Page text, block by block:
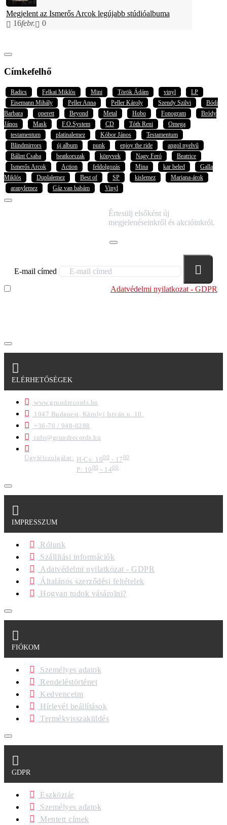
Megjelent az Ismerős Arcok legújabb stúdióalbuma
16febr. 0
Címkefelhő
Radics Felkai Miklós Mini Török Ádám vinyl
LP
Eisemann Mihály
Peller Anna Peller Károly Szendy Szilvi
Bódi
Barbara
operett Beyond Metal Hobo Fonogram
Bródy
János
Mask F.O.System CD Tóth Reni
Omega
testamentum
platinalemez Kóbor János
Testamentum
Blindmirrors
új album punk enjoy the ride
angol nyelvű
Bálint Csaba
beatkorszak könyvek Nagy Feró
Beatrice
Ismerős Arcok
Action feldolgozás Mina kar beled
Galla
Miklós
Duplalemez Best of SP kislemez
Mariana-árok
aranylemez
Gáz van babám Vinyl
Értesülj elsőként új
megjelenéseinkről és akcióinkról.
E-mail címed
Adatvédelmi nyilatkozat - GDPR
ELÉRHETŐSÉGEK
www.grundrecords.hu
1047 Budapest, Károlyi István u. 10.
+36-70 / 948-0288
info@grundrecords.hu
Ügyfélszolgálat: H-Cs: 1000 - 1700
P: 1000- 1400
IMPRESSZUM
Rólunk
Szállítási információk
Adatvédelmi nyilatkozat - GDPR
Általános szerződési feltételek
Hogyan tudok vásárolni?
FIÓKOM
Személyes adatok
Rendeléstörténet
Kedvenceim
Hírlevél beállítások
Termékvisszaküldés
GDPR
Eszköztár
Személyes adatok
Mentett címek